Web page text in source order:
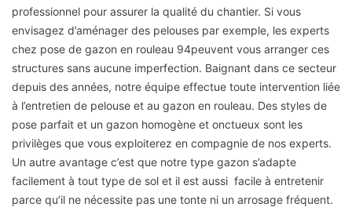
professionnel pour assurer la qualité du chantier. Si vous
envisagez d’aménager des pelouses par exemple, les experts
chez pose de gazon en rouleau 94peuvent vous arranger ces
structures sans aucune imperfection. Baignant dans ce secteur
depuis des années, notre équipe effectue toute intervention liée
à l’entretien de pelouse et au gazon en rouleau. Des styles de
pose parfait et un gazon homogène et onctueux sont les
privilèges que vous exploiterez en compagnie de nos experts.
Un autre avantage c’est que notre type gazon s’adapte
facilement à tout type de sol et il est aussi facile à entretenir
parce qu’il ne nécessite pas une tonte ni un arrosage fréquent.